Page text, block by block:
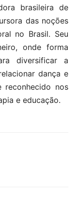
brasileira de
das noções
no Brasil. Seu
onde forma
diversificar a
dança e
reconhecido nos
e educação.